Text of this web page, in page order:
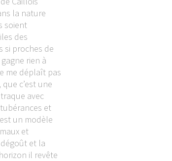
la nature
soient
des
si proches de
rien à
me déplaît pas
c’est une
avec
et
un modèle
et
et la
il revête